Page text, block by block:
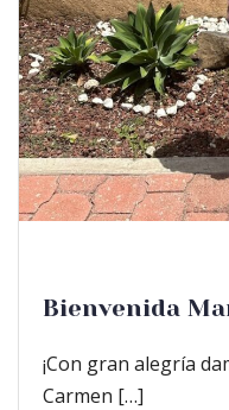
Bienvenida
¡Con gran alegría
Carmen […]